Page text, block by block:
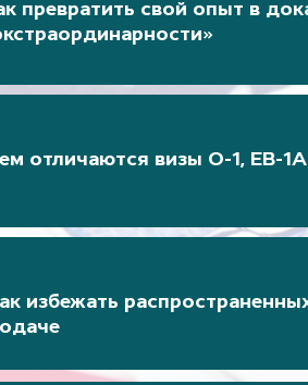
отличаются визы O-1, EB-
избежать
превратить свой опыт в